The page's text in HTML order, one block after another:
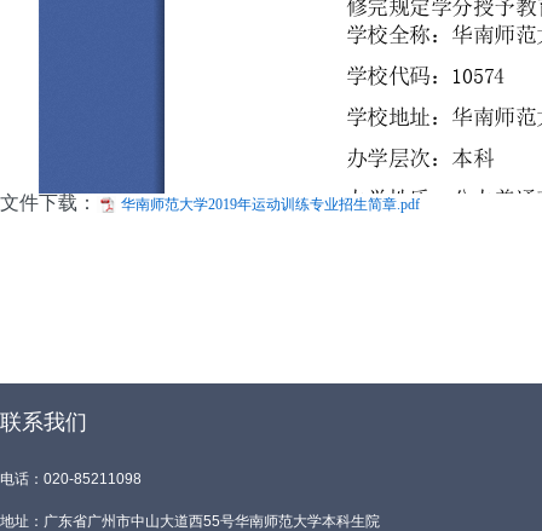
文件下载： 华南师范大学2019年运动训练专业招生简章.pdf
联系我们
电话：020-85211098
地址：广东省广州市中山大道西55号华南师范大学本科生院